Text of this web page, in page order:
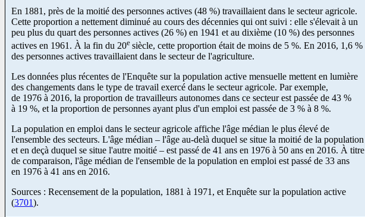
En 1881, près de la moitié des personnes actives (48 %) travaillaient dans le secteur agricole.
Cette proportion a nettement diminué au cours des décennies qui ont suivi : elle s'élevait à un
peu plus du quart des personnes actives (26 %) en 1941 et au dixième (10 %) des personnes
actives en 1961. À la fin du 20e siècle, cette proportion était de moins de 5 %. En 2016, 1,6 %
des personnes actives travaillaient dans le secteur de l'agriculture.
Les données plus récentes de l'Enquête sur la population active mensuelle mettent en lumière
des changements dans le type de travail exercé dans le secteur agricole. Par exemple,
de 1976 à 2016, la proportion de travailleurs autonomes dans ce secteur est passée de 43 %
à 19 %, et la proportion de personnes ayant plus d'un emploi est passée de 3 % à 8 %.
La population en emploi dans le secteur agricole affiche l'âge médian le plus élevé de
l'ensemble des secteurs. L'âge médian – l'âge au-delà duquel se situe la moitié de la population
et en deçà duquel se situe l'autre moitié – est passé de 41 ans en 1976 à 50 ans en 2016. À titre
de comparaison, l'âge médian de l'ensemble de la population en emploi est passé de 33 ans
en 1976 à 41 ans en 2016.
Sources : Recensement de la population, 1881 à 1971, et Enquête sur la population active
(3701).